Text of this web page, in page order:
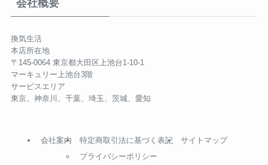
会社概要
換気生活
本店所在地
〒145-0064 東京都大田区上池台1-10-1
マーキュリー上池台3階
サービスエリア
東京、神奈川、千葉、埼玉、茨城、愛知
会社案内
特定商取引法に基づく表記
プライバシーポリシー
サイトマップ